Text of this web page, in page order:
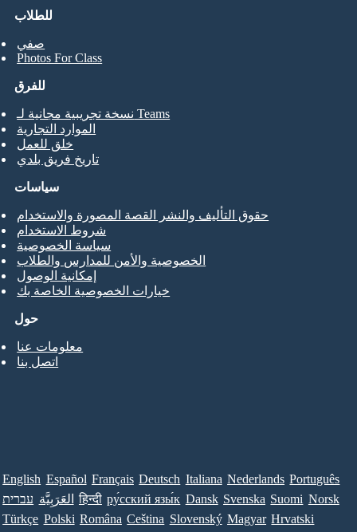
للطلاب
صفي
Photos For Class
للفرق
نسخة تجريبية مجانية لـ Teams
الموارد التجارية
خلق للعمل
تاريخ فريق بلدي
حول
معلومات عنا
اتصل بنا
سياسات
حقوق التأليف والنشر القصة المصورة والاستخدام
شروط الاستخدام
سياسة الخصوصية
الخصوصية والأمن للمدارس والطلاب
إمكانية الوصول
خيارات الخصوصية الخاصة بك
English Español Français Deutsch Italiana Nederlands Português
עברית العَرَبِيَّة हिन्दी ру́сский язы́к Dansk Svenska Suomi Norsk
Türkçe Polski Româna Ceština Slovenský Magyar Hrvatski